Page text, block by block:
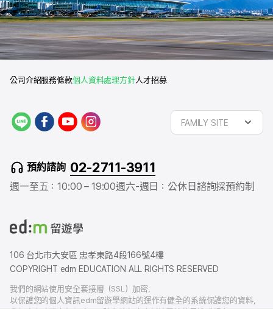
公司介紹服務條款個人資料處理方針人才招募
L
f
a
b
o
y
o
u
e
a
r
FAMILY SITE
預約諮詢 02-2711-3911
週一至五：10:00 – 19:00週六-週日：公休日 諮詢採預約制
106 台北市大安區 忠孝東路4段166號4樓
COPYRIGHT edm EDUCATION ALL RIGHTS RESERVED
我們的網站使用安全套接層（SSL）加密，
以保護您的個人資訊edm留遊學網站的運作有健全的系統保護您的資料，
我們也有賠償責任保險，以防您的個人資料洩露給外界造成損害